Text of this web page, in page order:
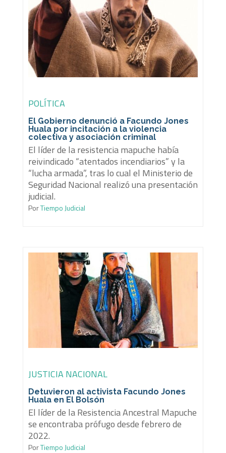
POLÍTICA
El Gobierno denunció a Facundo Jones
Huala por incitación a la violencia
colectiva y asociación criminal
El líder de la resistencia mapuche había
reivindicado “atentados incendiarios” y la
“lucha armada”, tras lo cual el Ministerio de
Seguridad Nacional realizó una presentación
judicial.
PorTiempo Judicial
JUSTICIA NACIONAL
Detuvieron al activista Facundo Jones
Huala en El Bolsón
El líder de la Resistencia Ancestral Mapuche
se encontraba prófugo desde febrero de
2022.
PorTiempo Judicial